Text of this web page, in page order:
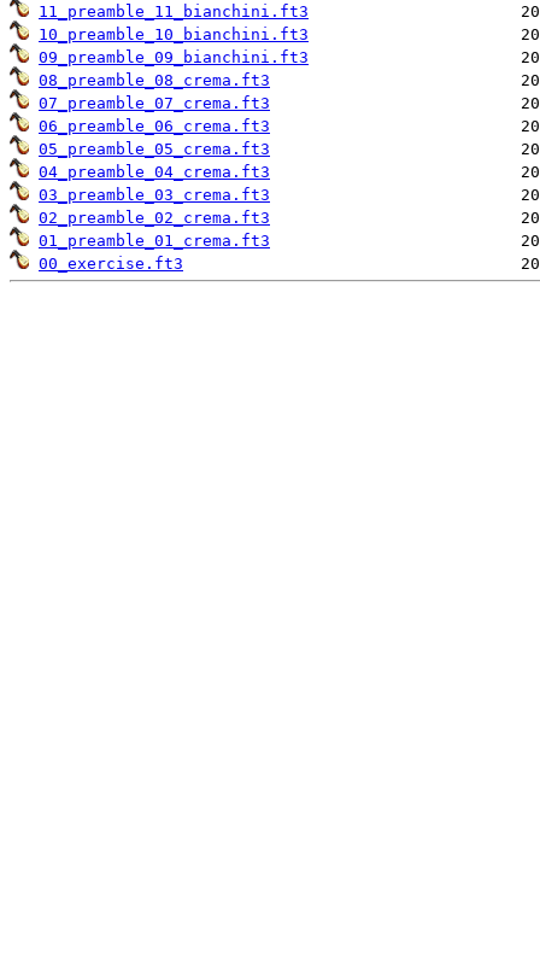
11_preamble_11_bianchini.ft3
10_preamble_10_bianchini.ft3
09_preamble_09_bianchini.ft3
08_preamble_08_crema.ft3
07_preamble_07_crema.ft3
06_preamble_06_crema.ft3
05_preamble_05_crema.ft3
04_preamble_04_crema.ft3
03_preamble_03_crema.ft3
02_preamble_02_crema.ft3
01_preamble_01_crema.ft3
00_exercise.ft3